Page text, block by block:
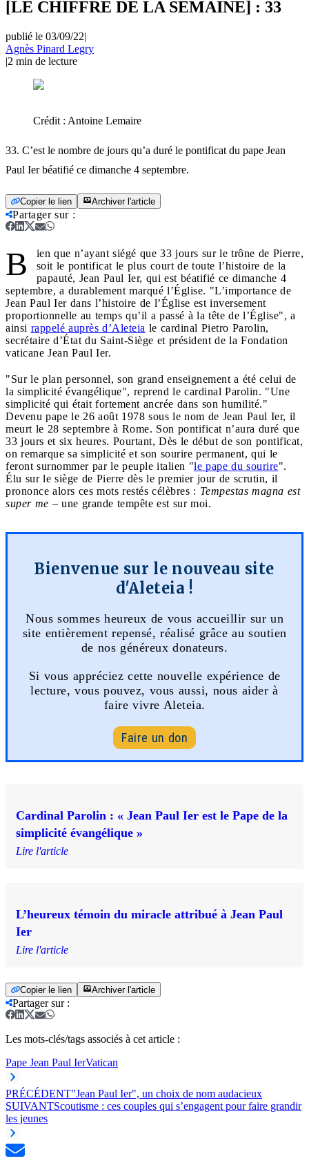
[LE CHIFFRE DE LA SEMAINE] : 33
publié le 03/09/22|
Agnès Pinard Legry
|2 min de lecture
Crédit : Antoine Lemaire
33. C’est le nombre de jours qu’a duré le pontificat du pape Jean
Paul Ier béatifié ce dimanche 4 septembre.
Copier le lien Archiver l'article
Partager sur:
B
ien que n’ayant siégé que 33 jours sur le trône de Pierre,
soit le pontificat le plus court de toute l’histoire de la
papauté, Jean Paul Ier, qui est béatifié ce dimanche 4
septembre, a durablement marqué l’Église. "L’importance de
Jean Paul Ier dans l’histoire de l’Église est inversement
proportionnelle au temps qu’il a passé à la tête de l’Église", a
ainsi rappelé auprès d’Aleteia le cardinal Pietro Parolin,
secrétaire d’État du Saint-Siège et président de la Fondation
vaticane Jean Paul Ier.
"Sur le plan personnel, son grand enseignement a été celui de
la simplicité évangélique", reprend le cardinal Parolin. "Une
simplicité qui était fortement ancrée dans son humilité."
Devenu pape le 26 août 1978 sous le nom de Jean Paul Ier, il
meurt le 28 septembre à Rome. Son pontificat n’aura duré que
33 jours et six heures. Pourtant, Dès le début de son pontificat,
on remarque sa simplicité et son sourire permanent, qui le
feront surnommer par le peuple italien "le pape du sourire".
Élu sur le siège de Pierre dès le premier jour de scrutin, il
prononce alors ces mots restés célèbres : Tempestas magna est
super me – une grande tempête est sur moi.
Bienvenue sur le nouveau site
d'Aleteia !
Nous sommes heureux de vous accueillir sur un
site entièrement repensé, réalisé grâce au soutien
de nos généreux donateurs.
Si vous appréciez cette nouvelle expérience de
lecture, vous pouvez, vous aussi, nous aider à
faire vivre Aleteia.
Faire un don
Cardinal Parolin : « Jean Paul Ier est le Pape de la
simplicité évangélique »
Lire l'article
L’heureux témoin du miracle attribué à Jean Paul
Ier
Lire l'article
Copier le lien Archiver l'article
Partager sur:
Les mots-clés/tags associés à cet article :
Pape Jean Paul IerVatican
PRÉCÉDENT"Jean Paul Ier", un choix de nom audacieux
SUIVANTScoutisme : ces couples qui s’engagent pour faire grandir
les jeunes